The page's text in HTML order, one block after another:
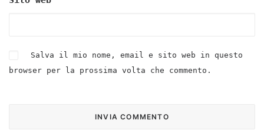
Salva il mio nome, email e sito web in questo
browser per la prossima volta che commento.